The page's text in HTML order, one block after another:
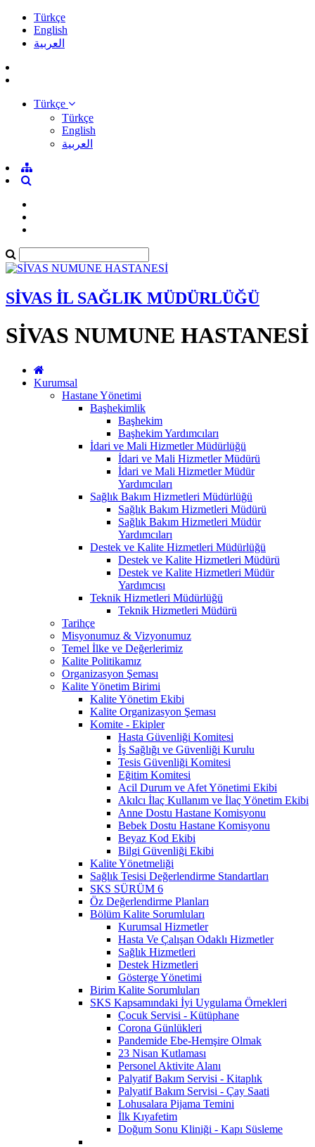
Türkçe
English
العربية
Türkçe
Türkçe
English
العربية
SİVAS İL SAĞLIK MÜDÜRLÜĞÜ
SİVAS NUMUNE HASTANESİ
Kurumsal
Hastane Yönetimi
Başhekimlik
Başhekim
Başhekim Yardımcıları
İdari ve Mali Hizmetler Müdürlüğü
İdari ve Mali Hizmetler Müdürü
İdari ve Mali Hizmetler Müdür
Yardımcıları
Sağlık Bakım Hizmetleri Müdürlüğü
Sağlık Bakım Hizmetleri Müdürü
Sağlık Bakım Hizmetleri Müdür
Yardımcıları
Destek ve Kalite Hizmetleri Müdürlüğü
Destek ve Kalite Hizmetleri Müdürü
Destek ve Kalite Hizmetleri Müdür
Yardımcısı
Teknik Hizmetleri Müdürlüğü
Teknik Hizmetleri Müdürü
Tarihçe
Misyonumuz & Vizyonumuz
Temel İlke ve Değerlerimiz
Kalite Politikamız
Organizasyon Şeması
Kalite Yönetim Birimi
Kalite Yönetim Ekibi
Kalite Organizasyon Şeması
Komite - Ekipler
Hasta Güvenliği Komitesi
İş Sağlığı ve Güvenliği Kurulu
Tesis Güvenliği Komitesi
Eğitim Komitesi
Acil Durum ve Afet Yönetimi Ekibi
Akılcı İlaç Kullanım ve İlaç Yönetim Ekibi
Anne Dostu Hastane Komisyonu
Bebek Dostu Hastane Komisyonu
Beyaz Kod Ekibi
Bilgi Güvenliği Ekibi
Kalite Yönetmeliği
Sağlık Tesisi Değerlendirme Standartları
SKS SÜRÜM 6
Öz Değerlendirme Planları
Bölüm Kalite Sorumluları
Kurumsal Hizmetler
Hasta Ve Çalışan Odaklı Hizmetler
Sağlık Hizmetleri
Destek Hizmetleri
Gösterge Yönetimi
Birim Kalite Sorumluları
SKS Kapsamındaki İyi Uygulama Örnekleri
Çocuk Servisi - Kütüphane
Corona Günlükleri
Pandemide Ebe-Hemşire Olmak
23 Nisan Kutlaması
Personel Aktivite Alanı
Palyatif Bakım Servisi - Kitaplık
Palyatif Bakım Servisi - Çay Saati
Lohusalara Pijama Temini
İlk Kıyafetim
Doğum Sonu Kliniği - Kapı Süsleme